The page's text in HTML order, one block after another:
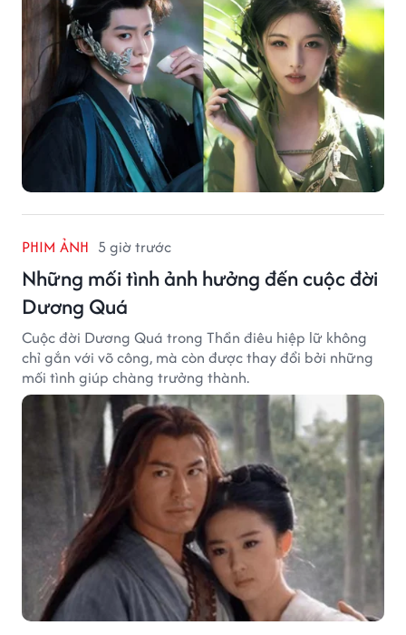
PHIM ẢNH 5 giờ trước
Những mối tình ảnh hưởng đến cuộc đời
Dương Quá
Cuộc đời Dương Quá trong Thần điêu hiệp lữ không
chỉ gắn với võ công, mà còn được thay đổi bởi những
mối tình giúp chàng trưởng thành.